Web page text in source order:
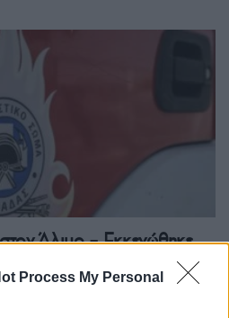
Process My Personal
Άλιμο – Εκκενώθηκε